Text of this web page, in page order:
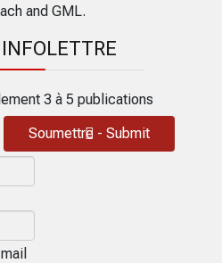
and GML.
3 à 5 publications
Soumettre - Submit